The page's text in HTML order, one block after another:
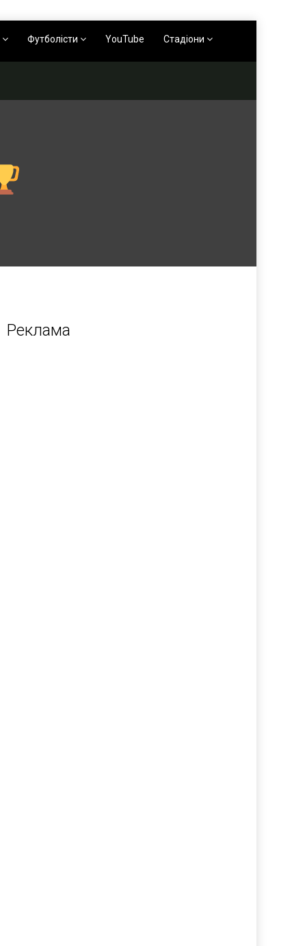
Футболісти YouTube Стадіони
Реклама